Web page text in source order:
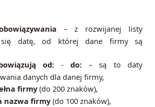
– z rozwijanej listy
się datę, od której dane firmy są
od: - do: – są to daty
danych dla danej firmy,
firmy(do 200 znaków),
nazwa firmy(do 100 znaków),